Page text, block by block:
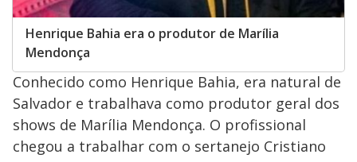
Henrique Bahia era o produtor de Marília
Mendonça
Conhecido como Henrique Bahia, era natural de
Salvador e trabalhava como produtor geral dos
shows de Marília Mendonça. O profissional
chegou a trabalhar com o sertanejo Cristiano